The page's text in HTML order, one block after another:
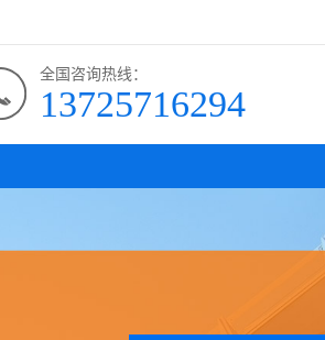
全国咨询热线：
13725716294